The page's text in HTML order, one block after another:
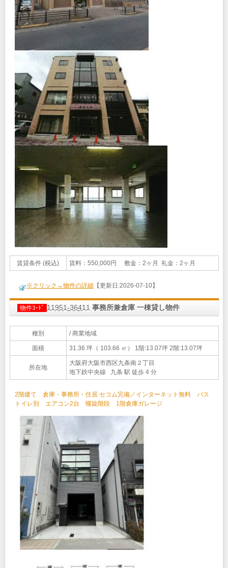
賃貸条件 (税込) 賃料：550,000円 敷金：2ヶ月 礼金：2ヶ月
※クリック→物件の詳細 【更新日:2026-07-10】
物件ｺｰﾄﾞ 11951-36411 事務所兼倉庫 一棟貸し物件
種別 / 商業地域
面積 31.36 坪（ 103.66 ㎡） 1階:13.07坪 2階:13.07坪
所在地
大阪府大阪市西区九条南２丁目
地下鉄中央線 九条 駅 徒歩 4 分
2階建て 倉庫・事務所・住居 セコム完備／インターネット無料 バス
トイレ別 エアコン2台 螺旋階段 1階倉庫ガレージ